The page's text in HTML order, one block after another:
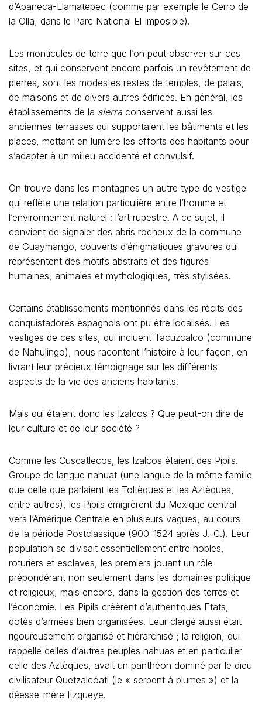
d’Apaneca-Llamatepec (comme par exemple le Cerro de
la Olla, dans le Parc National El Imposible).
Les monticules de terre que l’on peut observer sur ces
sites, et qui conservent encore parfois un revêtement de
pierres, sont les modestes restes de temples, de palais,
de maisons et de divers autres édifices. En général, les
établissements de la sierra conservent aussi les
anciennes terrasses qui supportaient les bâtiments et les
places, mettant en lumière les efforts des habitants pour
s’adapter à un milieu accidenté et convulsif.
On trouve dans les montagnes un autre type de vestige
qui reflète une relation particulière entre l’homme et
l’environnement naturel : l’art rupestre. A ce sujet, il
convient de signaler des abris rocheux de la commune
de Guaymango, couverts d’énigmatiques gravures qui
représentent des motifs abstraits et des figures
humaines, animales et mythologiques, très stylisées.
Certains établissements mentionnés dans les récits des
conquistadores espagnols ont pu être localisés. Les
vestiges de ces sites, qui incluent Tacuzcalco (commune
de Nahulingo), nous racontent l’histoire à leur façon, en
livrant leur précieux témoignage sur les différents
aspects de la vie des anciens habitants.
Mais qui étaient donc les Izalcos ? Que peut-on dire de
leur culture et de leur société ?
Comme les Cuscatlecos, les Izalcos étaient des Pipils.
Groupe de langue nahuat (une langue de la même famille
que celle que parlaient les Toltèques et les Aztèques,
entre autres), les Pipils émigrèrent du Mexique central
vers l’Amérique Centrale en plusieurs vagues, au cours
de la période Postclassique (900-1524 après J.-C.). Leur
population se divisait essentiellement entre nobles,
roturiers et esclaves, les premiers jouant un rôle
prépondérant non seulement dans les domaines politique
et religieux, mais encore, dans la gestion des terres et
l’économie. Les Pipils créèrent d’authentiques Etats,
dotés d’armées bien organisées. Leur clergé aussi était
rigoureusement organisé et hiérarchisé ; la religion, qui
rappelle celles d’autres peuples nahuas et en particulier
celle des Aztèques, avait un panthéon dominé par le dieu
civilisateur Quetzalcóatl (le « serpent à plumes ») et la
déesse-mère Itzqueye.